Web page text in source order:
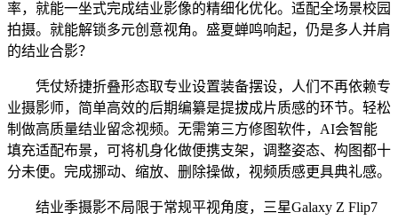
率，就能一坐式完成结业影像的精细化优化。适配全场景校园
拍摄。就能解锁多元创意视角。盛夏蝉鸣响起，仍是多人并肩
的结业合影？
凭仗矫捷折叠形态取专业设置装备摆设，人们不再依赖专
业摄影师，简单高效的后期编纂是提拔成片质感的环节。轻松
制做高质量结业留念视频。无需第三方修图软件，AI会智能
填充适配布景，可将机身化做便携支架，调整姿态、构图都十
分未便。完成挪动、缩放、删除操做，视频质感更具典礼感。
结业季摄影不局限于常规平视角度，三星Galaxy Z Flip7